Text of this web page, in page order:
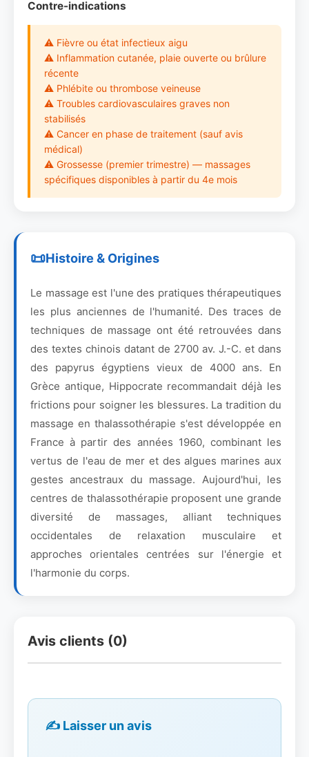
Contre-indications
⚠ Fièvre ou état infectieux aigu
⚠ Inflammation cutanée, plaie ouverte ou brûlure
récente
⚠ Phlébite ou thrombose veineuse
⚠ Troubles cardiovasculaires graves non
stabilisés
⚠ Cancer en phase de traitement (sauf avis
médical)
⚠ Grossesse (premier trimestre) — massages
spécifiques disponibles à partir du 4e mois
Histoire & Origines
Le massage est l'une des pratiques thérapeutiques
les plus anciennes de l'humanité. Des traces de
techniques de massage ont été retrouvées dans
des textes chinois datant de 2700 av. J.-C. et dans
des papyrus égyptiens vieux de 4000 ans. En
Grèce antique, Hippocrate recommandait déjà les
frictions pour soigner les blessures. La tradition du
massage en thalassothérapie s'est développée en
France à partir des années 1960, combinant les
vertus de l'eau de mer et des algues marines aux
gestes ancestraux du massage. Aujourd'hui, les
centres de thalassothérapie proposent une grande
diversité de massages, alliant techniques
occidentales de relaxation musculaire et
approches orientales centrées sur l'énergie et
l'harmonie du corps.
Avis clients (0)
✍️ Laisser un avis